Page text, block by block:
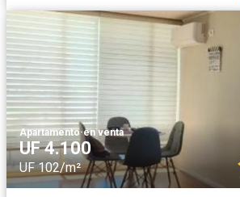
Apartamento·en venta
UF 4.100
UF 102/m²